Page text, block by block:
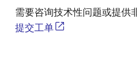
需要咨询技术性问题或提供
提交工单